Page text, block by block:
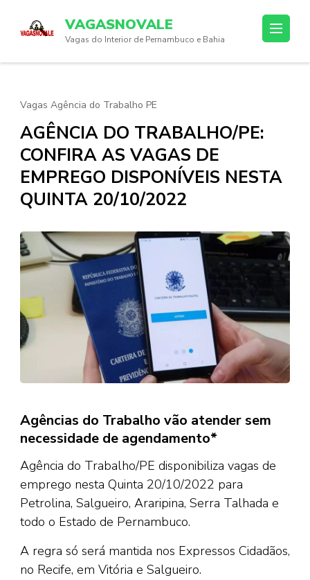
(Press
VAGASNOVALE
Vagas do Interior de Pernambuco e Bahia
Vagas Agência do Trabalho PE
AGÊNCIA DO TRABALHO/PE:
CONFIRA AS VAGAS DE
EMPREGO DISPONÍVEIS NESTA
QUINTA 20/10/2022
Agências do Trabalho vão atender sem
necessidade de agendamento*
Agência do Trabalho/PE disponibiliza vagas de
emprego nesta Quinta 20/10/2022 para
Petrolina, Salgueiro, Araripina, Serra Talhada e
todo o Estado de Pernambuco.
A regra só será mantida nos Expressos Cidadãos,
no Recife, em Vitória e Salgueiro.